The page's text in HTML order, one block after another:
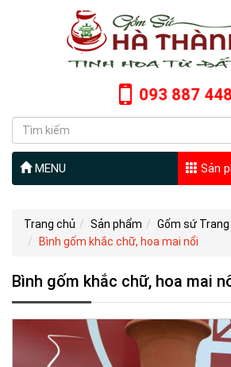
093 887
MENU Sản
Trang chủ Sản phẩm
Gốm sứ
Bình gốm khắc chữ, hoa mai nổi
Bình gốm khắc chữ, hoa mai